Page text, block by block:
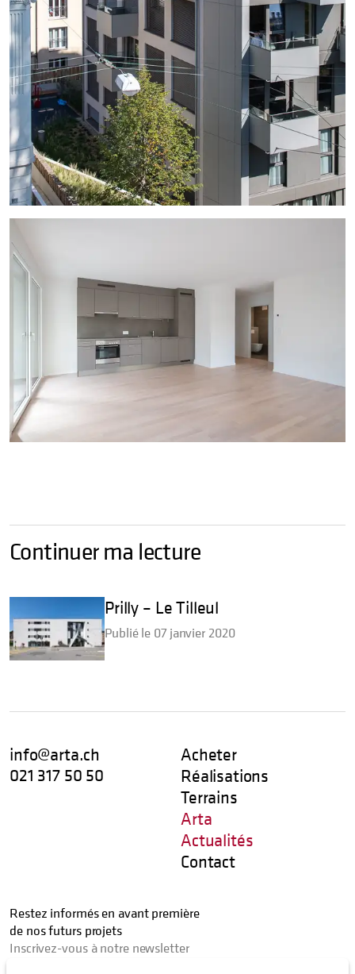
Continuer ma lecture
Prilly – Le Tilleul
Publié le 07 janvier 2020
info@arta.ch
021 317 50 50
Acheter
Réalisations
Terrains
Arta
Actualités
Contact
Restez informés en avant première
de nos futurs projets
Inscrivez-vous à notre newsletter